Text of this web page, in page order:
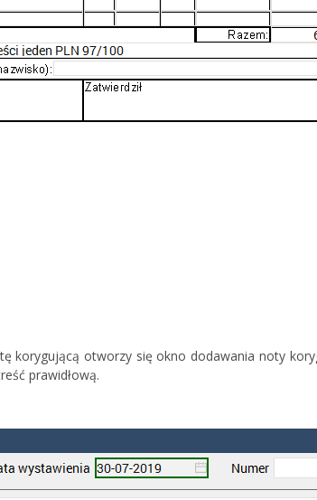
korygującą otworzy się okno dodawania noty
prawidłową.